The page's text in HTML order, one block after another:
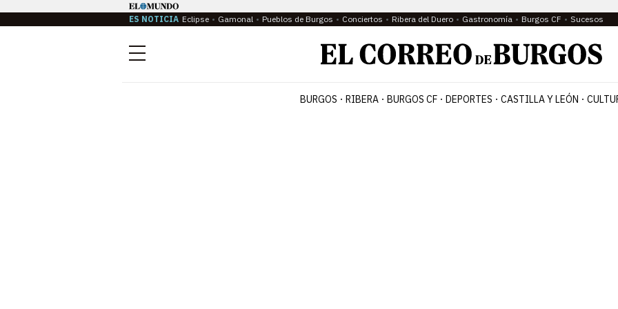
ES NOTICIA Eclipse Gamonal Pueblos de Burgos Conciertos Ribera del Duero Gastronomía Burgos CF Sucesos
Menú
BURGOS RIBERA BURGOS CF DEPORTES CASTILLA Y LEÓN